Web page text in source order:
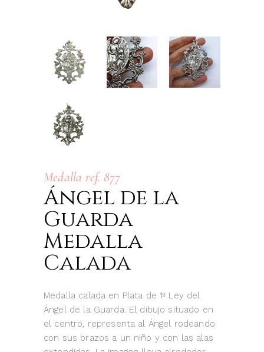
Medalla ref. 877
Ángel de la
Guarda
Medalla
Calada
Medalla calada en Plata de 1ª Ley del
Ángel de la Guarda. El dibujo situado en
el centro, representa al Ángel rodeando
con sus brazos a un niño y con las alas